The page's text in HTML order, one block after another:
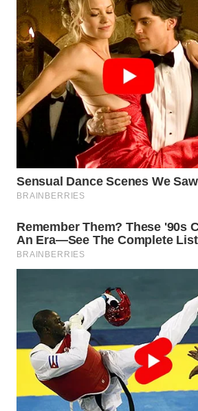
WN
BOGOR
WN
DEPOK
WN
TAPANULI
WN
WN
PADANG
LAWAS
WN
SUMEDANG
WN
CIANJUR